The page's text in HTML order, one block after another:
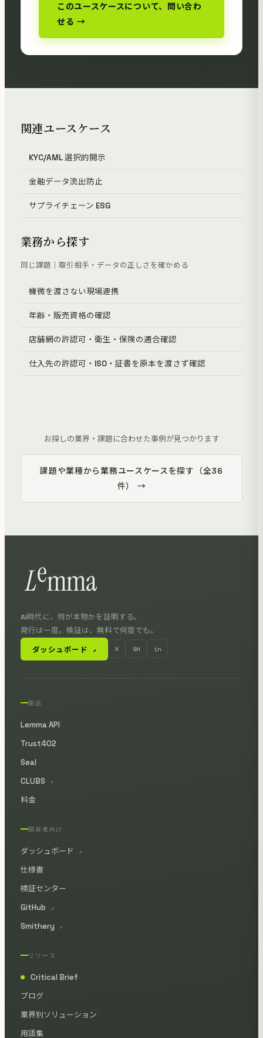
このユースケースについて、問い合わ
せる →
関連ユースケース
KYC/AML 選択的開示
金融データ流出防止
サプライチェーン ESG
業務から探す
同じ課題｜取引相手・データの正しさを確かめる
機微を渡さない現場連携
年齢・販売資格の確認
店舗網の許認可・衛生・保険の適合確認
仕入先の許認可・ISO・証書を原本を渡さず確認
お探しの業界・課題に合わせた事例が見つかります
課題や業種から業務ユースケースを探す（全36
件） →
AI時代に、何が本物かを証明する。
発行は一度。検証は、無料で何度でも。
ダッシュボード ↗ X GH in
製品
Lemma API
Trust402
Seal
CLUBS
↗
料金
開発者向け
ダッシュボード ↗
仕様書
検証センター
GitHub
↗
Smithery ↗
リソース
●
Critical Brief
ブログ
業界別ソリューション
用語集